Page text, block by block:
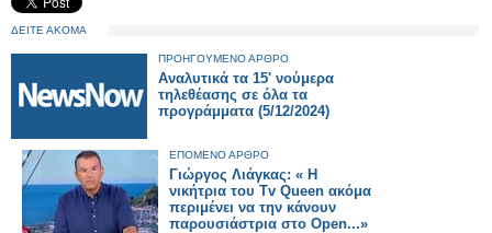
ΔΕΙΤΕ ΑΚΟΜΑ
ΠΡΟΗΓΟΥΜΕΝΟ ΑΡΘΡΟ
Αναλυτικά τα 15' νούμερα
τηλεθέασης σε όλα τα
προγράμματα (5/12/2024)
ΕΠΟΜΕΝΟ ΑΡΘΡΟ
Γιώργος Λιάγκας: « Η
νικήτρια του Tv Queen ακόμα
περιμένει να την κάνουν
παρουσιάστρια στο Open...»